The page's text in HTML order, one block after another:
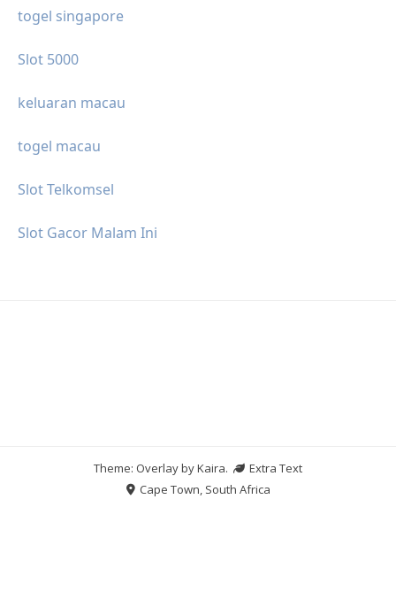
togel singapore
Slot 5000
keluaran macau
togel macau
Slot Telkomsel
Slot Gacor Malam Ini
Theme: Overlay byKaira.
Extra Text
Cape Town, South Africa